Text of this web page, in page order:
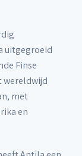
uitgegroeid
Finse
wereldwijd
met
en